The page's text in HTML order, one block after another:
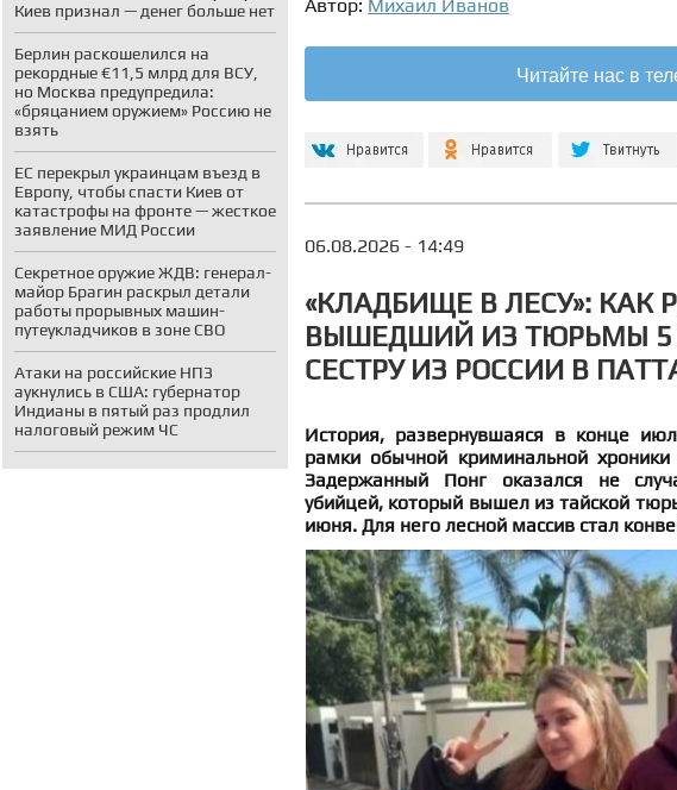
Киев признал — денег больше нет
Берлин раскошелился на
рекордные €11,5 млрд для ВСУ,
но Москва предупредила:
«бряцанием оружием» Россию не
взять
ЕС перекрыл украинцам въезд в
Европу, чтобы спасти Киев от
катастрофы на фронте — жесткое
заявление МИД России
Секретное оружие ЖДВ: генерал-
майор Брагин раскрыл детали
работы прорывных машин-
путеукладчиков в зоне СВО
Атаки на российские НПЗ
аукнулись в США: губернатор
Индианы в пятый раз продлил
налоговый режим ЧС
Автор: Михаил Иванов
Читайте нас в
06.08.2026 - 14:49
«КЛАДБИЩЕ В ЛЕСУ»: КАК
ВЫШЕДШИЙ ИЗ ТЮРЬМЫ 5
СЕСТРУ ИЗ РОССИИ В
История, развернувшаяся в конце
рамки обычной криминальной
Задержанный Понг оказался не
убийцей, который вышел из тайской
июня. Для него лесной массив стал